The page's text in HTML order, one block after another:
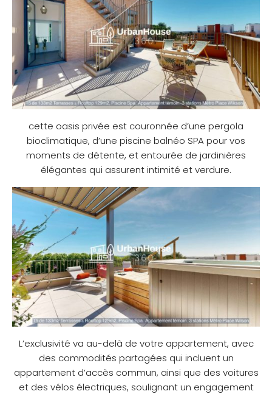
cette oasis privée est couronnée d’une pergola
bioclimatique, d’une piscine balnéo SPA pour vos
moments de détente, et entourée de jardinières
élégantes qui assurent intimité et verdure.
L’exclusivité va au-delà de votre appartement, avec
des commodités partagées qui incluent un
appartement d’accès commun, ainsi que des voitures
et des vélos électriques, soulignant un engagement